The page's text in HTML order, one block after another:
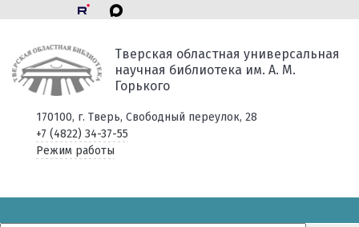
Тверская областная универсальная
научная библиотека им. А. М.
Горького
170100, г. Тверь, Свободный переулок, 28
+7 (4822) 34-37-55
Режим работы